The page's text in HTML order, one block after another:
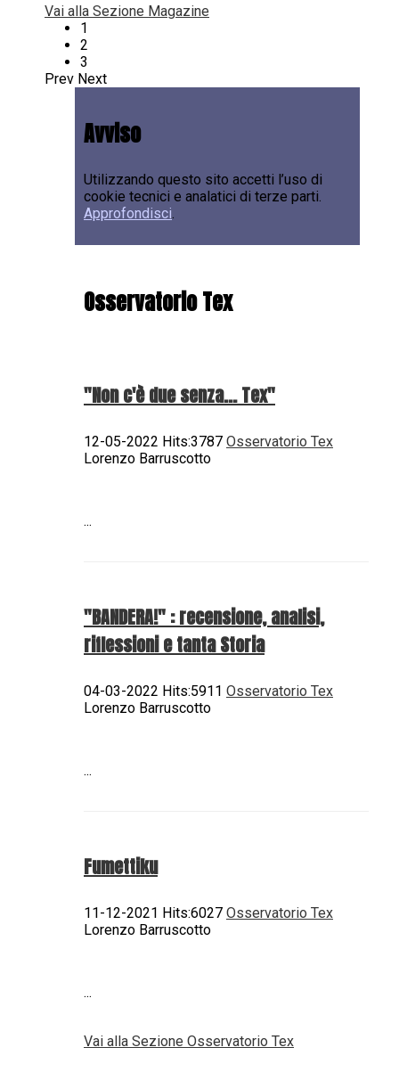
Vai alla Sezione Magazine
1
2
3
Prev Next
Avviso
Utilizzando questo sito accetti l’uso di
cookie tecnici e analatici di terze parti.
Approfondisci.
Osservatorio Tex
"Non c'è due senza... Tex"
12-05-2022 Hits:3787 Osservatorio Tex
Lorenzo Barruscotto
...
"BANDERA!" : recensione, analisi,
riflessioni e tanta Storia
04-03-2022 Hits:5911 Osservatorio Tex
Lorenzo Barruscotto
...
Fumettiku
11-12-2021 Hits:6027 Osservatorio Tex
Lorenzo Barruscotto
...
Vai alla Sezione Osservatorio Tex